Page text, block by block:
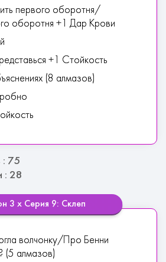
первого оборотня/
оборотня +1 Дар Крови
+1 Стойкость
(8 алмазов)
: 75
: 28
3 х Серия 9: Склеп
волчонку/Про Бенни
(5 алмазов)